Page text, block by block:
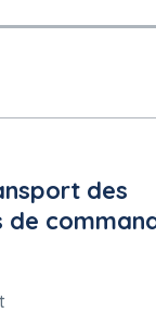
du marché
des